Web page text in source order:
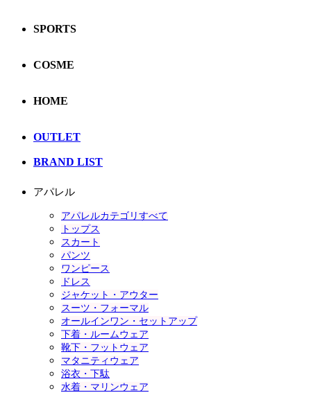
SPORTS
COSME
HOME
OUTLET
BRAND LIST
アパレル
アパレルカテゴリすべて
トップス
スカート
パンツ
ワンピース
ドレス
ジャケット・アウター
スーツ・フォーマル
オールインワン・セットアップ
下着・ルームウェア
靴下・フットウェア
マタニティウェア
浴衣・下駄
水着・マリンウェア